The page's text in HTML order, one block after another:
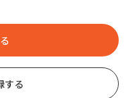
する